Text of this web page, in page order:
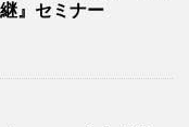
』セミナー